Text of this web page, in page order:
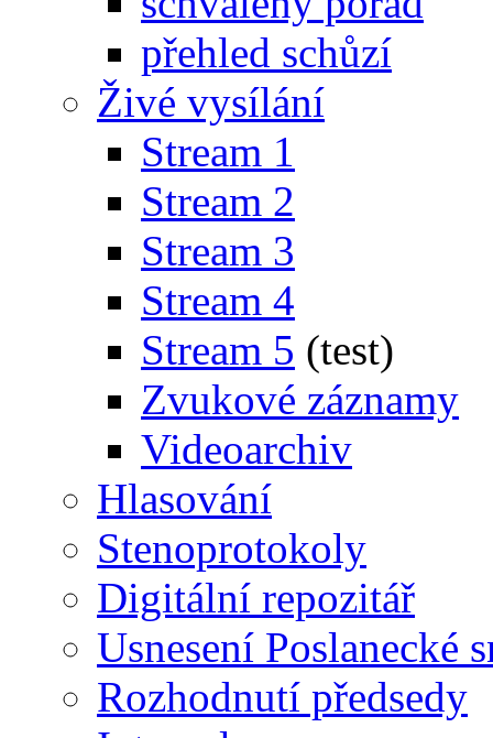
přehled schůzí
Živé vysílání
Stream 1
Stream 2
Stream 3
Stream 4
Stream 5 (test)
Zvukové záznamy
Videoarchiv
Hlasování
Stenoprotokoly
Digitální repozitář
Usnesení Poslanecké
Rozhodnutí předsedy